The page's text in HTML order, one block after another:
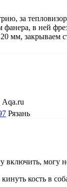
за
фанера, в ней
мм, закрываем
Рязань
включить, могу
кость в